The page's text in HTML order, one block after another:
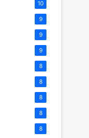
10
9
9
9
8
8
8
8
8